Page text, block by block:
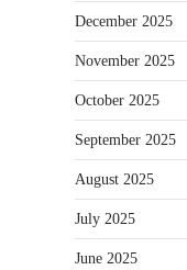
December 2025
November 2025
October 2025
September 2025
August 2025
July 2025
June 2025